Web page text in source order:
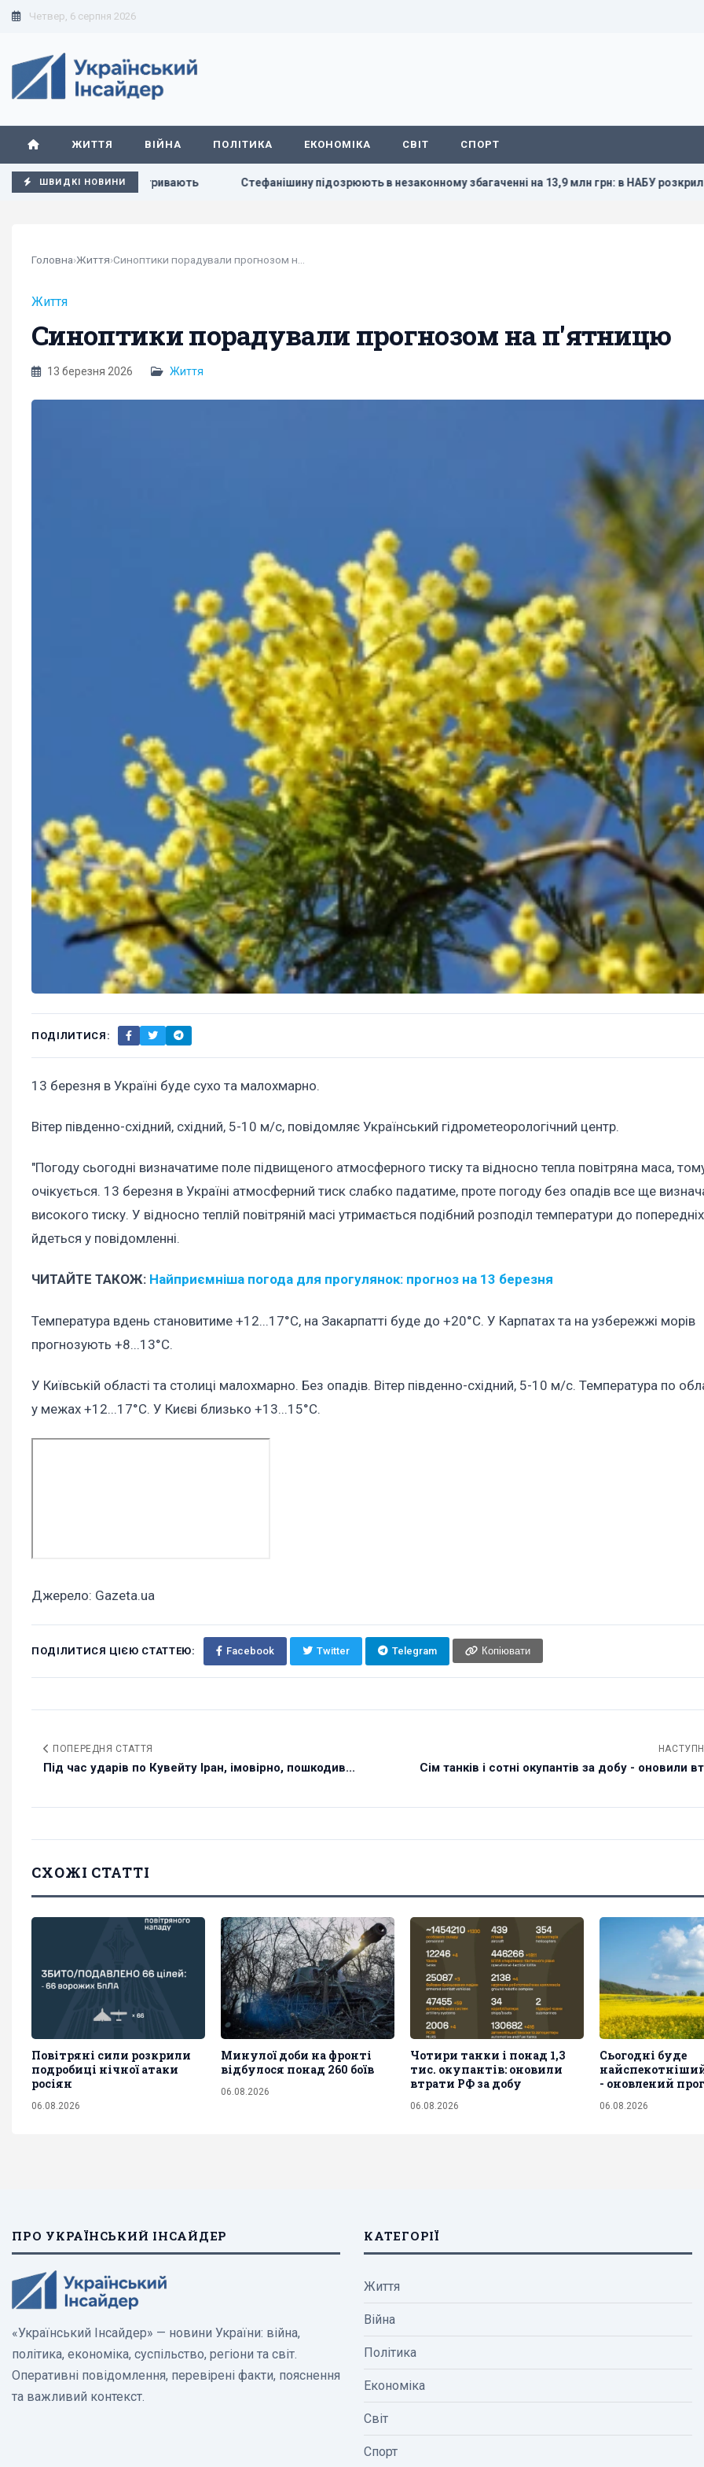
Четвер, 6 серпня 2026
ЖИТТЯ ВІЙНА ПОЛІТИКА ЕКОНОМІКА СВІТ СПОРТ
ШВИДКІ НОВИНИ
ліцензій тривають Стефанішину підозрюють в незаконному збагаченні на 13,9 млн грн: в НАБУ розкрили деталі
Головна›Життя›
Життя
Синоптики порадували прогнозом на п'ятницю
13 березня 2026 Життя
ПОДІЛИТИСЯ:
13 березня в Україні буде сухо та малохмарно.
Вітер південно-східний, східний, 5-10 м/с, повідомляє Український гідрометеорологічний центр.
"Погоду сьогодні визначатиме поле підвищеного атмосферного тиску та відносно тепла повітряна маса,
очікується. 13 березня в Україні атмосферний тиск слабко падатиме, проте погоду без опадів все ще
високого тиску. У відносно теплій повітряній масі утримається подібний розподіл температури до
йдеться у повідомленні.
ЧИТАЙТЕ ТАКОЖ: Найприємніша погода для прогулянок: прогноз на 13 березня
Температура вдень становитиме +12...17°С, на Закарпатті буде до +20°С. У Карпатах та на узбережжі морів
прогнозують +8...13°С.
У Київській області та столиці малохмарно. Без опадів. Вітер південно-східний, 5-10 м/с. Температура по
у межах +12...17°С. У Києві близько +13...15°С.
Джерело: Gazeta.ua
ПОДІЛИТИСЯ ЦІЄЮ СТАТТЕЮ: Facebook Twitter Telegram Копіювати
ПОПЕРЕДНЯ СТАТТЯ
Під час ударів по Кувейту Іран, імовірно, пошкодив... Сім танків і сотні окупантів за добу - оновили
СХОЖІ СТАТТІ
Повітряні сили розкрили
подробиці нічної атаки
росіян
06.08.2026
Минулої доби на фронті
відбулося понад 260 боїв
06.08.2026
Чотири танки і понад 1,3
тис. окупантів: оновили
втрати РФ за добу
06.08.2026
Сьогодні буде
- оновлений
06.08.2026
ПРО УКРАЇНСЬКИЙ ІНСАЙДЕР
«Український Інсайдер» — новини України: війна,
політика, економіка, суспільство, регіони та світ.
Оперативні повідомлення, перевірені факти, пояснення
та важливий контекст.
КАТЕГОРІЇ
Життя
Війна
Політика
Економіка
Світ
Спорт